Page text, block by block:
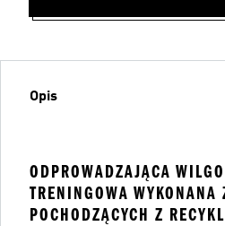
Opis
ODPROWADZAJĄCA
TRENINGOWA WYKONANA
POCHODZĄCYCH Z